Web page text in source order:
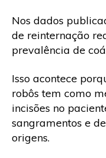
Nos dados
de reinternação
prevalência de
Isso acontece
robôs tem como
incisões no
sangramentos e
origens.